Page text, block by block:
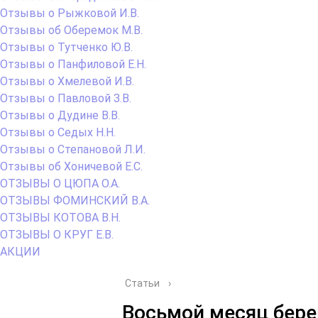
Отзывы о Рыжковой И.В.
Отзывы об Оберемок М.В.
Отзывы о Тутченко Ю.В.
Отзывы о Панфиловой Е.Н.
Отзывы о Хмелевой И.В.
Отзывы о Павловой З.В.
Отзывы о Дудине В.В.
Отзывы о Седых Н.Н.
Отзывы о Степановой Л.И.
Отзывы об Хоничевой Е.С.
ОТЗЫВЫ О ЦЮПА О.А.
ОТЗЫВЫ ФОМИНСКИЙ В.А.
ОТЗЫВЫ КОТОВА В.Н.
ОТЗЫВЫ О КРУГ Е.В.
АКЦИИ
Статьи ›
Восьмой месяц